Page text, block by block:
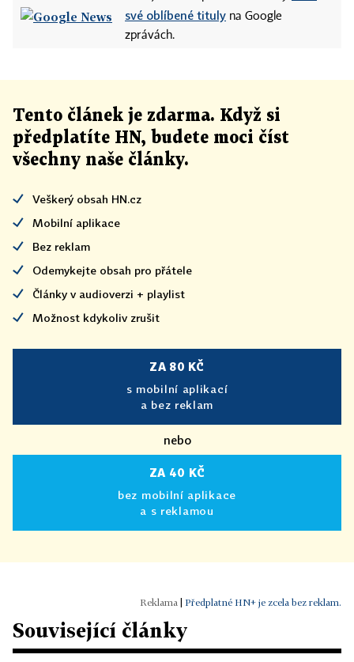
své oblíbené tituly na Google
zprávách.
Tento článek je zdarma. Když si
předplatíte HN, budete moci číst
všechny naše články.
Veškerý obsah HN.cz
Mobilní aplikace
Bez reklam
Odemykejte obsah pro přátele
Články v audioverzi + playlist
Možnost kdykoliv zrušit
ZA 80 KČ
s mobilní aplikací
a bez reklam
nebo
ZA 40 KČ
bez mobilní aplikace
a s reklamou
Předplatné HN+ je zcela bez reklam.
Související články